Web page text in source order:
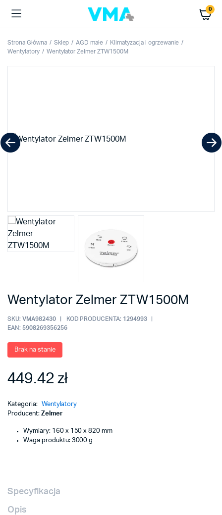
0
Strona Główna Sklep AGD małe
Klimatyzacja i ogrzewanie
Wentylatory
Wentylator Zelmer ZTW1500M
Wentylator Zelmer ZTW1500M
SKU: VMA982430 KOD PRODUCENTA: 1294993
EAN: 5908269356256
Brak na stanie
449.42 zł
Kategoria:
Wentylatory
Producent: Zelmer
Wymiary: 160 x 150 x 820 mm
Waga produktu: 3000 g
Specyfikacja
Opis